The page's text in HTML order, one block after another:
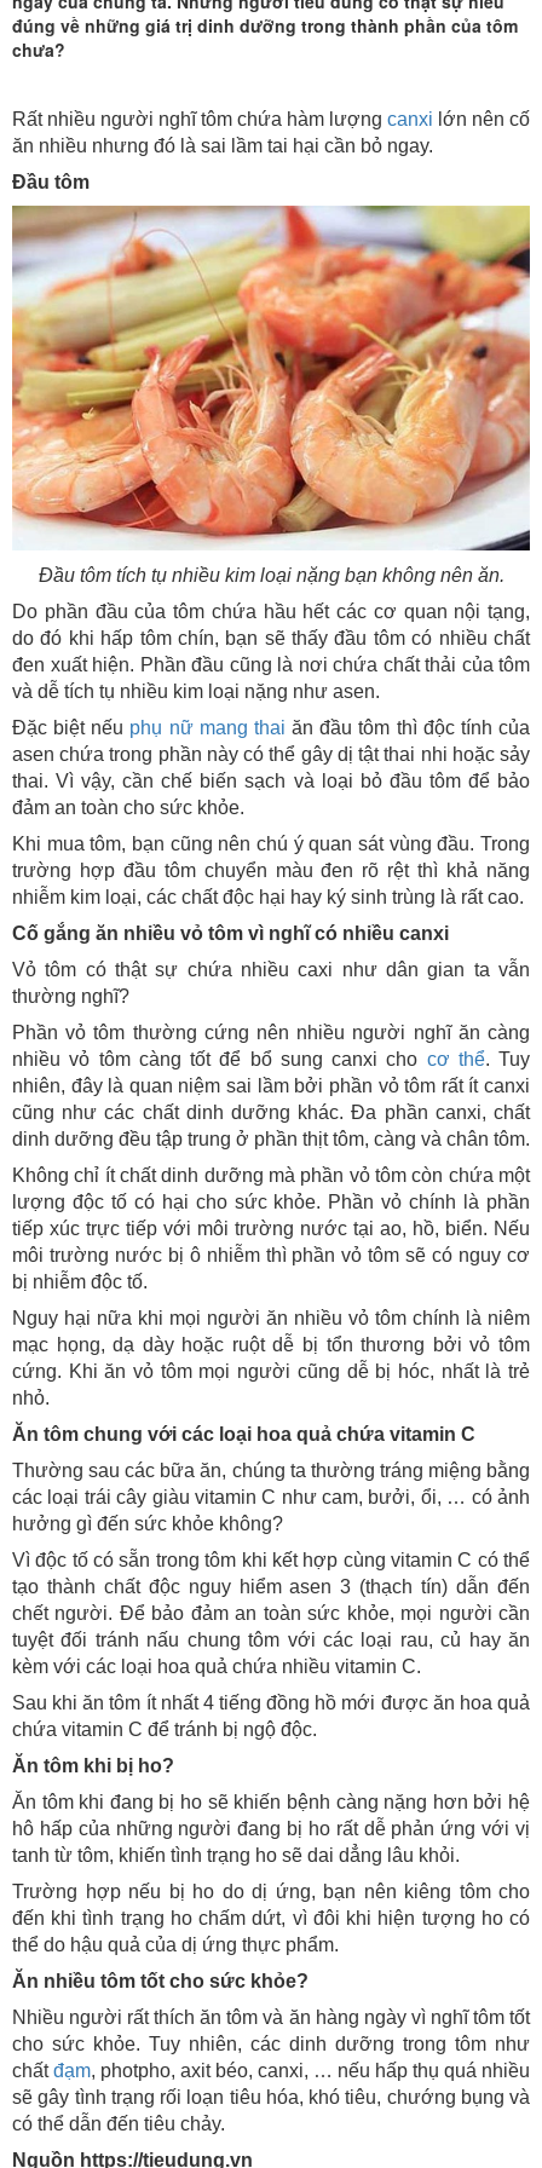
sức
khỏe
đúng về những giá trị dinh dưỡng trong thành phần của tôm
chưa?
Rất nhiều người nghĩ tôm chứa hàm lượng canxi lớn nên cố
ăn nhiều nhưng đó là sai lầm tai hại cần bỏ ngay.
Đầu tôm
Đầu tôm tích tụ nhiều kim loại nặng bạn không nên ăn.
Do phần đầu của tôm chứa hầu hết các cơ quan nội tạng,
do đó khi hấp tôm chín, bạn sẽ thấy đầu tôm có nhiều chất
đen xuất hiện. Phần đầu cũng là nơi chứa chất thải của tôm
và dễ tích tụ nhiều kim loại nặng như asen.
Đặc biệt nếu phụ nữ mang thai ăn đầu tôm thì độc tính của
asen chứa trong phần này có thể gây dị tật thai nhi hoặc sảy
thai. Vì vậy, cần chế biến sạch và loại bỏ đầu tôm để bảo
đảm an toàn cho sức khỏe.
Khi mua tôm, bạn cũng nên chú ý quan sát vùng đầu. Trong
trường hợp đầu tôm chuyển màu đen rõ rệt thì khả năng
nhiễm kim loại, các chất độc hại hay ký sinh trùng là rất cao.
Cố gắng ăn nhiều vỏ tôm vì nghĩ có nhiều canxi
Vỏ tôm có thật sự chứa nhiều caxi như dân gian ta vẫn
thường nghĩ?
Phần vỏ tôm thường cứng nên nhiều người nghĩ ăn càng
nhiều vỏ tôm càng tốt để bổ sung canxi cho cơ thể. Tuy
nhiên, đây là quan niệm sai lầm bởi phần vỏ tôm rất ít canxi
cũng như các chất dinh dưỡng khác. Đa phần canxi, chất
dinh dưỡng đều tập trung ở phần thịt tôm, càng và chân tôm.
Không chỉ ít chất dinh dưỡng mà phần vỏ tôm còn chứa một
lượng độc tố có hại cho sức khỏe. Phần vỏ chính là phần
tiếp xúc trực tiếp với môi trường nước tại ao, hồ, biển. Nếu
môi trường nước bị ô nhiễm thì phần vỏ tôm sẽ có nguy cơ
bị nhiễm độc tố.
Nguy hại nữa khi mọi người ăn nhiều vỏ tôm chính là niêm
mạc họng, dạ dày hoặc ruột dễ bị tổn thương bởi vỏ tôm
cứng. Khi ăn vỏ tôm mọi người cũng dễ bị hóc, nhất là trẻ
nhỏ.
Ăn tôm chung với các loại hoa quả chứa vitamin C
Thường sau các bữa ăn, chúng ta thường tráng miệng bằng
các loại trái cây giàu vitamin C như cam, bưởi, ổi, … có ảnh
hưởng gì đến sức khỏe không?
Vì độc tố có sẵn trong tôm khi kết hợp cùng vitamin C có thể
tạo thành chất độc nguy hiểm asen 3 (thạch tín) dẫn đến
chết người. Để bảo đảm an toàn sức khỏe, mọi người cần
tuyệt đối tránh nấu chung tôm với các loại rau, củ hay ăn
kèm với các loại hoa quả chứa nhiều vitamin C.
Sau khi ăn tôm ít nhất 4 tiếng đồng hồ mới được ăn hoa quả
chứa vitamin C để tránh bị ngộ độc.
Ăn tôm khi bị ho?
Ăn tôm khi đang bị ho sẽ khiến bệnh càng nặng hơn bởi hệ
hô hấp của những người đang bị ho rất dễ phản ứng với vị
tanh từ tôm, khiến tình trạng ho sẽ dai dẳng lâu khỏi.
Trường hợp nếu bị ho do dị ứng, bạn nên kiêng tôm cho
đến khi tình trạng ho chấm dứt, vì đôi khi hiện tượng ho có
thể do hậu quả của dị ứng thực phẩm.
Ăn nhiều tôm tốt cho sức khỏe?
Nhiều người rất thích ăn tôm và ăn hàng ngày vì nghĩ tôm tốt
cho sức khỏe. Tuy nhiên, các dinh dưỡng trong tôm như
chấtđạm, photpho, axit béo, canxi, … nếu hấp thụ quá nhiều
sẽ gây tình trạng rối loạn tiêu hóa, khó tiêu, chướng bụng và
có thể dẫn đến tiêu chảy.
Nguồn https://tieudung.vn